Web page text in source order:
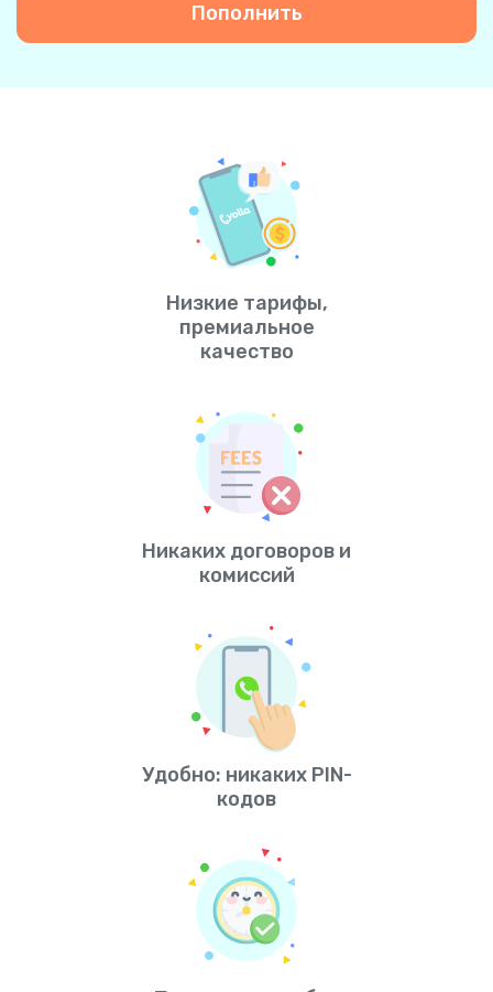
Пополнить
Низкие тарифы,
премиальное
качество
Никаких договоров и
комиссий
Удобно: никаких PIN-
кодов